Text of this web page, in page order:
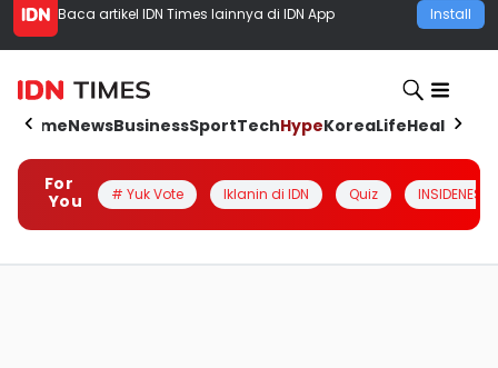
Baca artikel IDN Times lainnya di IDN App Install
HomeNewsBusinessSportTechHypeKoreaLifeHealth
For
You
# Yuk Vote Iklanin di IDN Quiz INSIDENESIA